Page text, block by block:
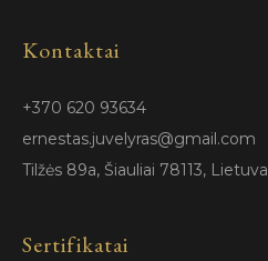
Kontaktai
+370 620 93634
ernestas.juvelyras@gmail.com
Tilžės 89a, Šiauliai 78113, Lietuva
Sertifikatai